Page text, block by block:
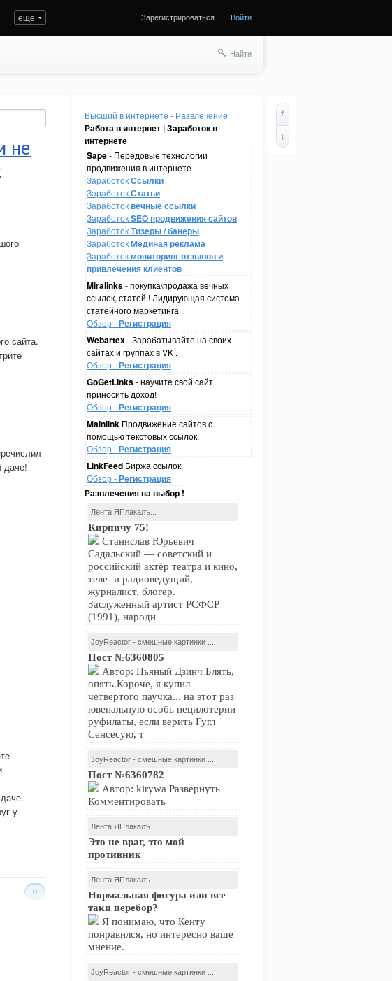
еще Зарегистрироваться Войти
Найти
Высший в интернете - Развлечение
Работа в интернет | Заработок в
интернете
Sape- Передовые технологии
продвижения в интернете
ЗаработокСсылки
ЗаработокСтатьи
Заработоквечные ссылки
ЗаработокSEO продвижения сайтов
ЗаработокТизеры / банеры
ЗаработокМединая реклама
Заработокмониторинг отзывов и
привлечения клиентов
Miralinks- покупка\продажа вечных
ссылок, статей ! Лидирующая система
статейного маркетинга .
Обзор -Регистрация
Webartex- Зарабатывайте на своих
сайтах и группах в VK .
Обзор -Регистрация
GoGetLinks- научите свой сайт
приносить доход!
Обзор -Регистрация
Mainlink Продвижение сайтов с
помощью текстовых ссылок.
Обзор -Регистрация
LinkFeed Биржа ссылок.
Обзор -Регистрация
Развлечения на выбор !
Лента ЯПлакалъ...
Кирпичу 75!
Станислав Юрьевич
Садальский — советский и
российский актёр театра и кино,
теле- и радиоведущий,
журналист, блогер.
Заслуженный артист РСФСР
(1991), народн
JoyReactor - смешные картинки ...
Пост №6360805
Автор: Пьяный Дзинч Блять,
опять.Короче, я купил
четвертого паучка... на этот раз
ювенальную особь пецилотерии
руфилаты, если верить Гугл
Сенсесую, т
JoyReactor - смешные картинки ...
Пост №6360782
Автор: kirywa Развернуть
Комментировать
Лента ЯПлакалъ...
Это не враг, это мой
противник
Лента ЯПлакалъ...
Нормальная фигура или все
таки перебор?
Я понимаю, что Кенту
понравился, но интересно ваше
мнение.
JoyReactor - смешные картинки ...
не
сайта.
даче!
у
0